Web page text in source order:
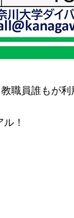
職員誰もが
！